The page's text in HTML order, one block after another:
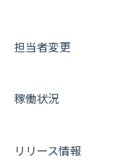
商品
お知らせ
商品
契約・その他
メンバー画面
担当者変更
稼働状況
リリース情報